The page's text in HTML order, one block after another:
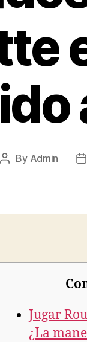
By Admin
Jugar
¿La